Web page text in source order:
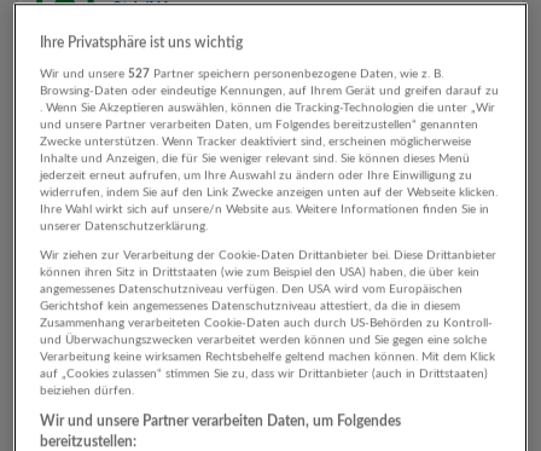
Std./Wo
06.08.2026,SPAR Österreichische Warenhandels-AG
Bad Gastein
Gestern veröffentlicht
Verkäufer Feinkost (m/w/d) 20-38,5 Std./Wo
06.08.2026, SPAR Österreichische Warenhandels-AG
5661 Rauris
Gestern veröffentlicht
Abteilungsleitung Feinkost in Ausbildung (m/w/d)
38,5 Std./Wo
06.08.2026,SPAR Österreichische Warenhandels-AG
Gestern veröffentlicht
Ihre Privatsphäre ist uns wichtig
Wir und unsere527 Partner speichern personenbezogene Daten, wie z. B.
Browsing-Daten oder eindeutige Kennungen, auf Ihrem Gerät und greifen darauf zu
. Wenn Sie Akzeptieren auswählen, können die Tracking-Technologien die unter „Wir
und unsere Partner verarbeiten Daten, um Folgendes bereitzustellen“ genannten
Zwecke unterstützen. Wenn Tracker deaktiviert sind, erscheinen möglicherweise
Inhalte und Anzeigen, die für Sie weniger relevant sind. Sie können dieses Menü
jederzeit erneut aufrufen, um Ihre Auswahl zu ändern oder Ihre Einwilligung zu
widerrufen, indem Sie auf den Link Zwecke anzeigen unten auf der Webseite klicken.
Ihre Wahl wirkt sich auf unsere/n Website aus. Weitere Informationen finden Sie in
unserer Datenschutzerklärung.
Wir ziehen zur Verarbeitung der Cookie-Daten Drittanbieter bei. Diese Drittanbieter
können ihren Sitz in Drittstaaten (wie zum Beispiel den USA) haben, die über kein
angemessenes Datenschutzniveau verfügen. Den USA wird vom Europäischen
Gerichtshof kein angemessenes Datenschutzniveau attestiert, da die in diesem
Zusammenhang verarbeiteten Cookie-Daten auch durch US-Behörden zu Kontroll-
und Überwachungszwecken verarbeitet werden können und Sie gegen eine solche
Verarbeitung keine wirksamen Rechtsbehelfe geltend machen können. Mit dem Klick
auf „Cookies zulassen“ stimmen Sie zu, dass wir Drittanbieter (auch in Drittstaaten)
beiziehen dürfen.
Wir und unsere Partner verarbeiten Daten, um Folgendes
bereitzustellen: